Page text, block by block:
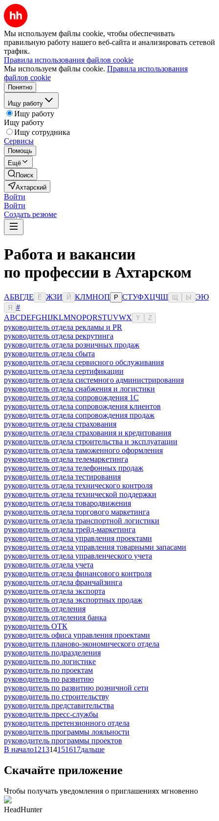
Мы используем файлы cookie, чтобы обеспечивать
правильную работу нашего веб-сайта и анализировать сетевой
трафик.
Правила использования файлов cookie
Мы используем файлы cookie. Правила использования
файлов cookie
Понятно
Ищу работу
Ищу работу
Ищу работу
Ищу сотрудника
Сервисы
Помощь
Ещё
Поиск
Ахтарский
Войти
Войти
Создать резюме
Работа и вакансии
по профессии в Ахтарском
АБВГДЕ Ё ЖЗИ Й КЛМНОП Р СТУФХЦЧШ Ы ЭЮ
Я
#
ABCDEFGHIJKLMNOPQRSTUVWX Y Z
руководитель отдела рекламы и PR
руководитель отдела рекрутинга
руководитель отдела розничных продаж
руководитель отдела сбыта
руководитель отдела сервисного обслуживания
руководитель отдела сертификации
руководитель отдела системного администрирования
руководитель отдела снабжения и логистики
руководитель отдела сопровождения 1С
руководитель отдела сопровождения клиентов
руководитель отдела сопровождения продаж
руководитель отдела страхования
руководитель отдела страхования и кредитования
руководитель отдела строительства и эксплуатации
руководитель отдела таможенного оформления
руководитель отдела телемаркетинга
руководитель отдела телефонных продаж
руководитель отдела тестирования
руководитель отдела технического контроля
руководитель отдела технической поддержки
руководитель отдела товародвижения
руководитель отдела торгового маркетинга
руководитель отдела транспортной логистики
руководитель отдела трейд-маркетинга
руководитель отдела управления проектами
руководитель отдела управления товарными запасами
руководитель отдела управленческого учета
руководитель отдела учета
руководитель отдела финансового контроля
руководитель отдела франчайзинга
руководитель отдела экспорта
руководитель отдела экспортных продаж
руководитель отделения
руководитель отделения банка
руководитель ОТК
руководитель офиса управления проектами
руководитель планово-экономического отдела
руководитель подразделения
руководитель по логистике
руководитель по проектам
руководитель по развитию
руководитель по развитию розничной сети
руководитель по строительству
руководитель представительства
руководитель пресс-службы
руководитель претензионного отдела
руководитель программы лояльности
руководитель программы проектов
В начало121314151617дальше
Скачайте приложение
Чтобы получать уведомления о приглашениях мгновенно
HeadHunter